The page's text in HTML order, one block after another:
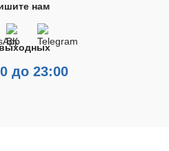
нам
до 23:00